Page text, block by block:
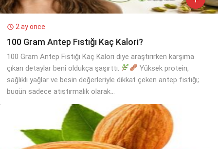
 2 ay önce
100 Gram Antep Fıstığı Kaç Kalori?
100 Gram Antep Fıstığı Kaç Kalori diye araştırırken karşıma
çıkan detaylar beni oldukça şaşırttı.
Yüksek protein,
sağlıklı yağlar ve besin değerleriyle dikkat çeken antep fıstığı;
bugün sadece atıştırmalık olarak...